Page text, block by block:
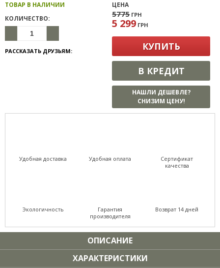
ТОВАР В НАЛИЧИИ
КОЛИЧЕСТВО:
РАССКАЗАТЬ ДРУЗЬЯМ:
ЦЕНА
5775 ГРН
5 299 ГРН
КУПИТЬ
В КРЕДИТ
НАШЛИ ДЕШЕВЛЕ?
СНИЗИМ ЦЕНУ!
Удобная доставка Удобная оплата
Сертификат
качества
Экологичность
Гарантия
производителя
Возврат 14 дней
ОПИСАНИЕ
ХАРАКТЕРИСТИКИ